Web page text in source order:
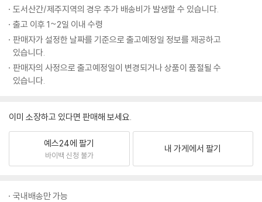
도서산간/제주지역의 경우 추가 배송비가 발생할 수 있습니다.
출고 이후 1~2일 이내 수령
판매자가 설정한 날짜를 기준으로 출고예정일 정보를 제공하고
있습니다.
판매자의 사정으로 출고예정일이 변경되거나 상품이 품절될 수
있습니다.
이미 소장하고 있다면 판매해 보세요.
예스24에 팔기
바이백 신청 불가
내 가게에서 팔기
국내배송만 가능